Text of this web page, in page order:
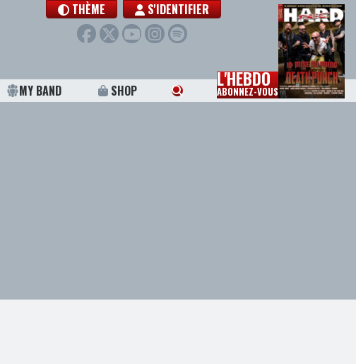
THÈME S'IDENTIFIER
MY BAND SHOP L'HEBDO
ABONNEZ-VOUS